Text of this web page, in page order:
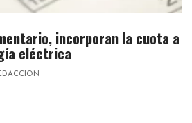
incorporan la cuota a
eléctrica